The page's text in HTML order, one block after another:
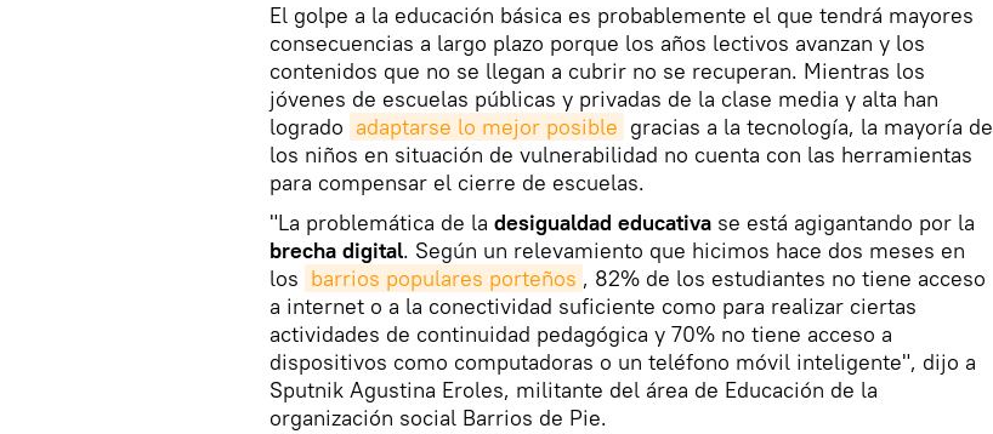
El golpe a la educación básica es probablemente el que tendrá mayores
consecuencias a largo plazo porque los años lectivos avanzan y los
contenidos que no se llegan a cubrir no se recuperan. Mientras los
jóvenes de escuelas públicas y privadas de la clase media y alta han
logrado adaptarse lo mejor posible gracias a la tecnología, la mayoría de
los niños en situación de vulnerabilidad no cuenta con las herramientas
para compensar el cierre de escuelas.
"La problemática de la desigualdad educativa se está agigantando por la
brecha digital. Según un relevamiento que hicimos hace dos meses en
los barrios populares porteños , 82% de los estudiantes no tiene acceso
a internet o a la conectividad suficiente como para realizar ciertas
actividades de continuidad pedagógica y 70% no tiene acceso a
dispositivos como computadoras o un teléfono móvil inteligente", dijo a
Sputnik Agustina Eroles, militante del área de Educación de la
organización social Barrios de Pie.